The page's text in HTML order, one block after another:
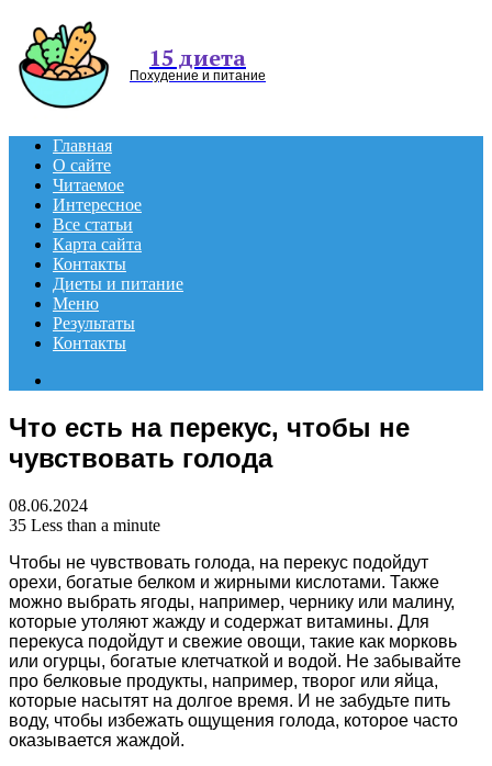
15 диета
Похудение и питание
Главная
О сайте
Читаемое
Интересное
Все статьи
Карта сайта
Контакты
Диеты и питание
Меню
Результаты
Контакты
Что есть на перекус, чтобы не
чувствовать голода
08.06.2024
35 Less than a minute
Чтобы не чувствовать голода, на перекус подойдут
орехи, богатые белком и жирными кислотами. Также
можно выбрать ягоды, например, чернику или малину,
которые утоляют жажду и содержат витамины. Для
перекуса подойдут и свежие овощи, такие как морковь
или огурцы, богатые клетчаткой и водой. Не забывайте
про белковые продукты, например, творог или яйца,
которые насытят на долгое время. И не забудьте пить
воду, чтобы избежать ощущения голода, которое часто
оказывается жаждой.